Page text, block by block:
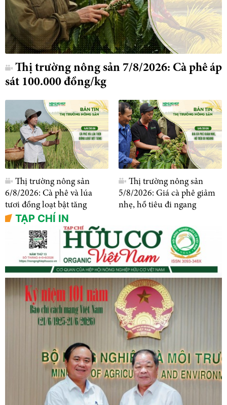
Thị trường nông sản 7/8/2026: Cà phê áp
sát 100.000 đồng/kg
Thị trường nông sản
6/8/2026: Cà phê và lúa
tươi đồng loạt bật tăng
Thị trường nông sản
5/8/2026: Giá cà phê giảm
nhẹ, hồ tiêu đi ngang
TẠP CHÍ IN